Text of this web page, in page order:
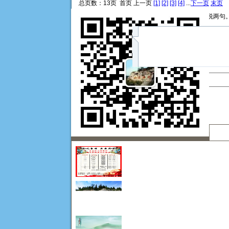
总页数：13页 首页 上一页 [1] [2] [3] [4] ...下一页 末页
发表给力评论！看资讯，说两句。
昵称：